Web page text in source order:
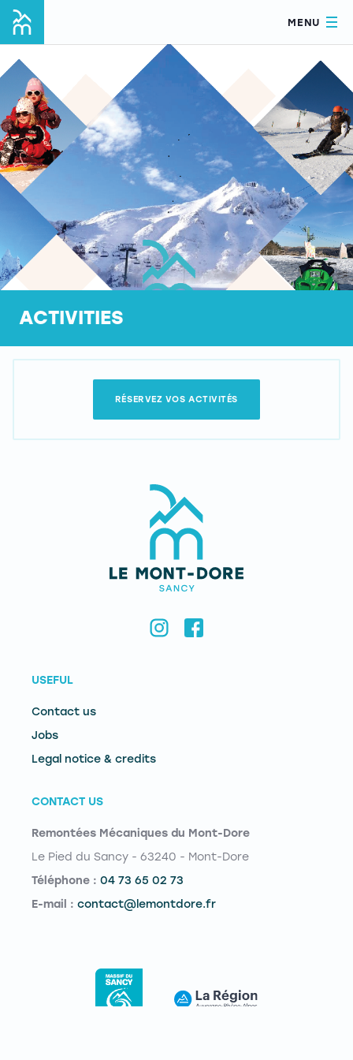
MENU
ACTIVITIES
RÉSERVEZ VOS ACTIVITÉS
USEFUL
Contact us
Jobs
Legal notice & credits
CONTACT US
Remontées Mécaniques du Mont-Dore
Le Pied du Sancy - 63240 - Mont-Dore
Téléphone : 04 73 65 02 73
E-mail : contact@lemontdore.fr